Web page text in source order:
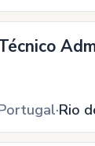
Rio